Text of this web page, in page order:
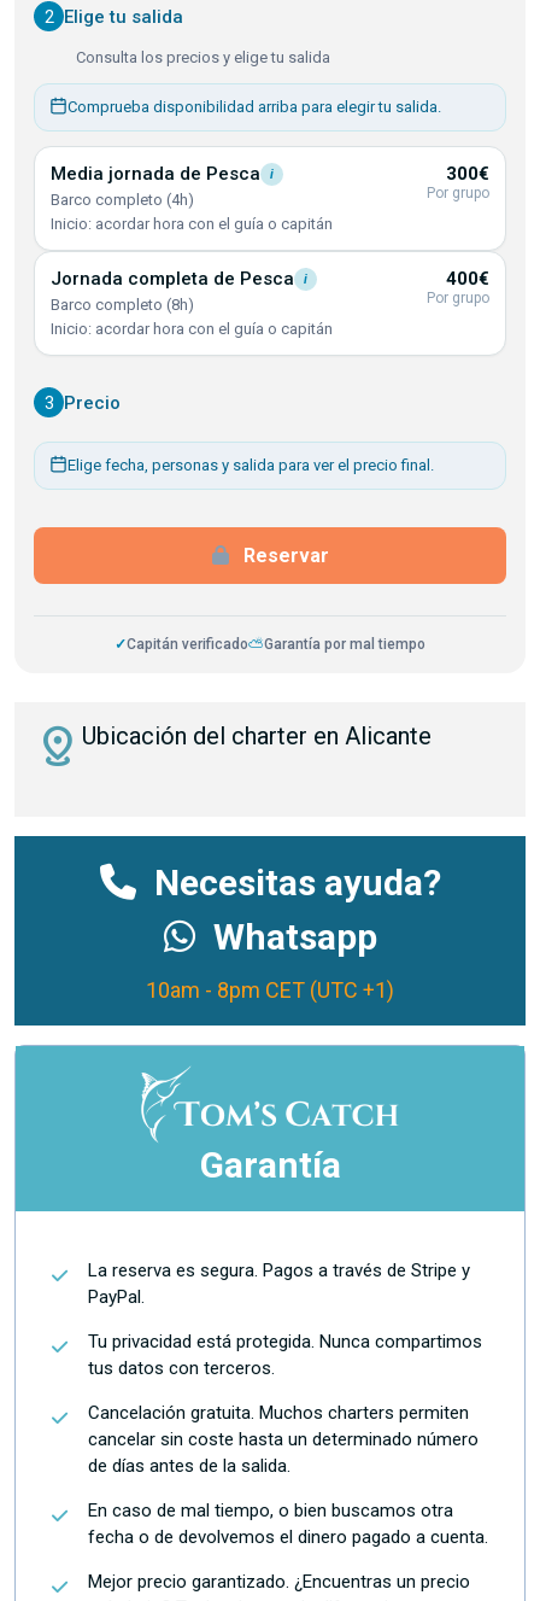
2 Elige tu salida
Consulta los precios y elige tu salida
Comprueba disponibilidad arriba para elegir tu salida.
Media jornada de Pesca i
Barco completo (4h)
Inicio: acordar hora con el guía o capitán
300€
Por grupo
Jornada completa de Pesca i
Barco completo (8h)
Inicio: acordar hora con el guía o capitán
400€
Por grupo
3 Precio
Elige fecha, personas y salida para ver el precio final.
Reservar
✓Capitán verificado⛅Garantía por mal tiempo
distance Ubicación del charter en Alicante
Necesitas ayuda?
Whatsapp
10am - 8pm CET (UTC +1)
Garantía
La reserva es segura. Pagos a través de Stripe y
PayPal.
Tu privacidad está protegida. Nunca compartimos
tus datos con terceros.
Cancelación gratuita. Muchos charters permiten
cancelar sin coste hasta un determinado número
de días antes de la salida.
En caso de mal tiempo, o bien buscamos otra
fecha o de devolvemos el dinero pagado a cuenta.
Mejor precio garantizado. ¿Encuentras un precio